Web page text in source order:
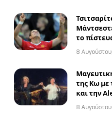
το
8
της Κω
και την
8